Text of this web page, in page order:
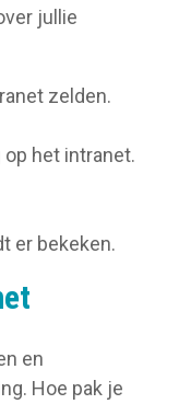
jullie
zelden.
het intranet.
er bekeken.
en
Hoe pak je